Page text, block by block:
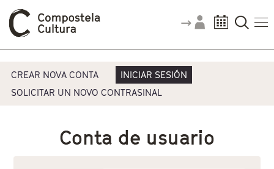
Pestanas principais
CREAR NOVA CONTA
INICIAR SESIÓN
SOLICITAR UN NOVO CONTRASINAL
Conta de usuario